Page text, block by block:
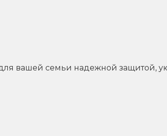
вашей семьи надежной защитой,